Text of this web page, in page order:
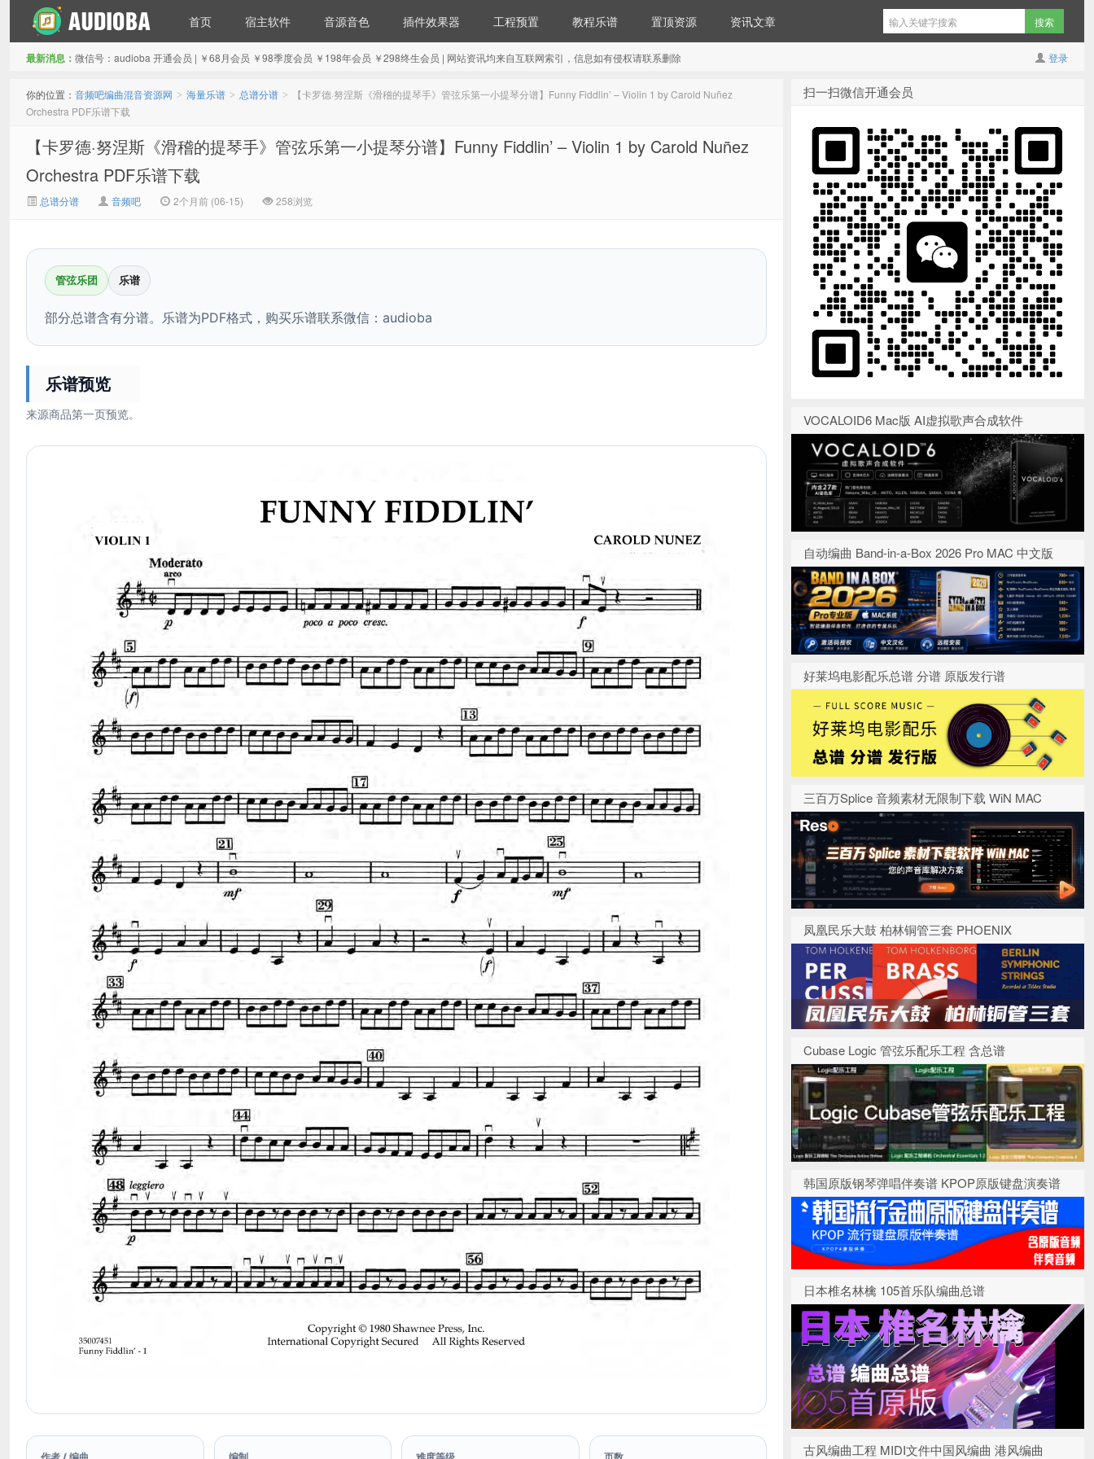
首页 宿主软件 音源音色 插件效果器 工程预置 教程乐谱 置顶资源 资讯文章
登录
最新消息： 微信号：audioba 开通会员 | ￥68月会员 ￥98季度会员 ￥198年会员 ￥298终生会员 | 网站资讯均来自互联网索引，信息如有侵权请联系删除
你的位置： 音频吧编曲混音资源网 > 海量乐谱 > 总谱分谱 >
【卡罗德·努涅斯《滑稽的提琴手》管弦乐第一小提琴分谱】Funny Fiddlin’ – Violin 1 by Carold Nuñez
Orchestra PDF乐谱下载
【卡罗德·努涅斯《滑稽的提琴手》管弦乐第一小提琴分谱】Funny Fiddlin’ – Violin 1 by Carold Nuñez
Orchestra PDF乐谱下载
总谱分谱 音频吧 2个月前 (06-15) 258浏览
管弦乐团 乐谱
部分总谱含有分谱。乐谱为PDF格式，购买乐谱联系微信：audioba
乐谱预览
来源商品第一页预览。
扫一扫微信开通会员
VOCALOID6 Mac版 AI虚拟歌声合成软件
自动编曲 Band-in-a-Box 2026 Pro MAC 中文版
好莱坞电影配乐总谱 分谱 原版发行谱
三百万Splice 音频素材无限制下载 WiN MAC
凤凰民乐大鼓 柏林铜管三套 PHOENIX
Cubase Logic 管弦乐配乐工程 含总谱
韩国原版钢琴弹唱伴奏谱 KPOP原版键盘演奏谱
日本椎名林檎 105首乐队编曲总谱
古风编曲工程 MIDI文件中国风编曲 港风编曲